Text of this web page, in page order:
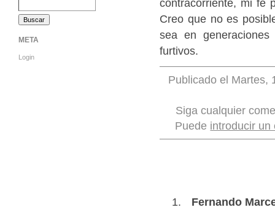
contracorriente, mi fe
Creo que no es
sea en
furtivos.
Publicado el Martes,
Siga cualquier
Puede introducir un
Fernando
META
Login